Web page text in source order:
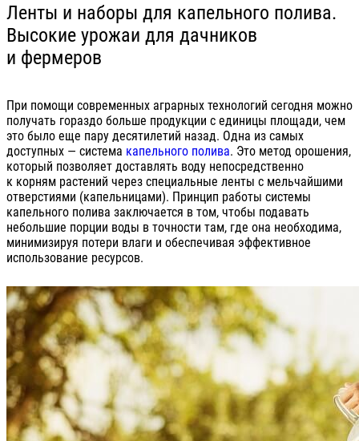
Ленты и наборы для капельного полива.
Высокие урожаи для дачников
и фермеров
При помощи современных аграрных технологий сегодня можно
получать гораздо больше продукции с единицы площади, чем
это было еще пару десятилетий назад. Одна из самых
доступных — система капельного полива. Это метод орошения,
который позволяет доставлять воду непосредственно
к корням растений через специальные ленты с мельчайшими
отверстиями (капельницами). Принцип работы системы
капельного полива заключается в том, чтобы подавать
небольшие порции воды в точности там, где она необходима,
минимизируя потери влаги и обеспечивая эффективное
использование ресурсов.